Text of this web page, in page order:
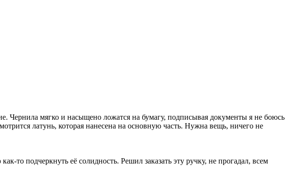
Чернила мягко и насыщено ложатся на бумагу, подписывая документы я не боюсь
латунь, которая нанесена на основную часть. Нужна вещь, ничего не
то подчеркнуть её солидность. Решил заказать эту ручку, не прогадал, всем